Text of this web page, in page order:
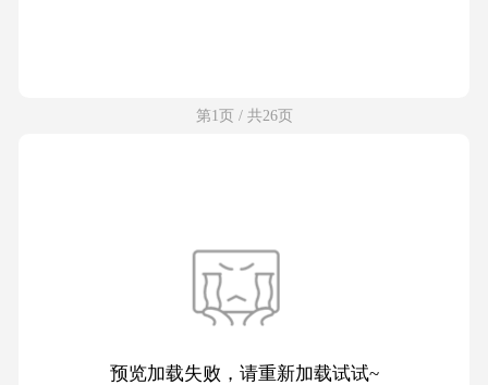
第1页 / 共26页
预览加载失败，请重新加载试试~